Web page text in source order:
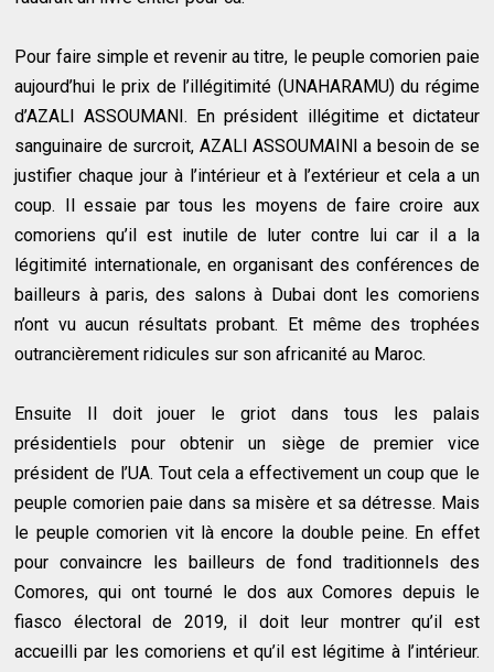
Pour faire simple et revenir au titre, le peuple comorien paie
aujourd’hui le prix de l’illégitimité (UNAHARAMU) du régime
d’AZALI ASSOUMANI. En président illégitime et dictateur
sanguinaire de surcroit, AZALI ASSOUMAINI a besoin de se
justifier chaque jour à l’intérieur et à l’extérieur et cela a un
coup. Il essaie par tous les moyens de faire croire aux
comoriens qu’il est inutile de luter contre lui car il a la
légitimité internationale, en organisant des conférences de
bailleurs à paris, des salons à Dubai dont les comoriens
n’ont vu aucun résultats probant. Et même des trophées
outrancièrement ridicules sur son africanité au Maroc.
Ensuite Il doit jouer le griot dans tous les palais
présidentiels pour obtenir un siège de premier vice
président de l’UA. Tout cela a effectivement un coup que le
peuple comorien paie dans sa misère et sa détresse. Mais
le peuple comorien vit là encore la double peine. En effet
pour convaincre les bailleurs de fond traditionnels des
Comores, qui ont tourné le dos aux Comores depuis le
fiasco électoral de 2019, il doit leur montrer qu’il est
accueilli par les comoriens et qu’il est légitime à l’intérieur.